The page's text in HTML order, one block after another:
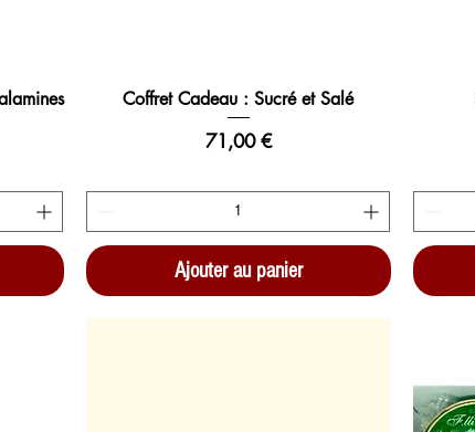
Coffret Cadeau : Sucré et Salé
Prix
71,00 €
Ajouter au panier